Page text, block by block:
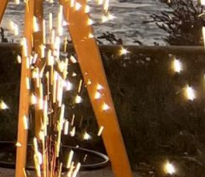
והמרשימות…